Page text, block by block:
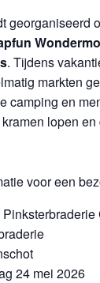
georganiseerd
. Tijdens
markten
camping en
lopen
voor een
24 mei 2026